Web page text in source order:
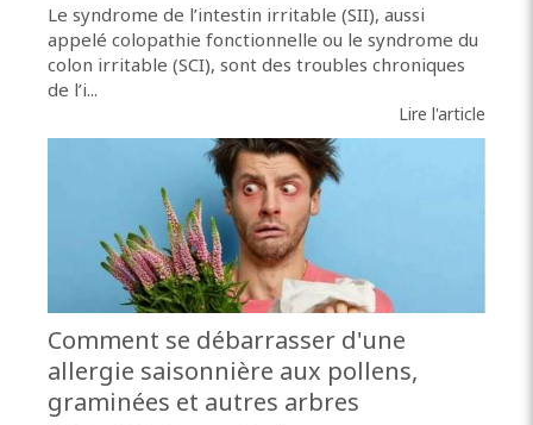
Le syndrome de l’intestin irritable (SII), aussi
appelé colopathie fonctionnelle ou le syndrome du
colon irritable (SCI), sont des troubles chroniques
de l’i...
Lire l'article
Comment se débarrasser d'une
allergie saisonnière aux pollens,
graminées et autres arbres